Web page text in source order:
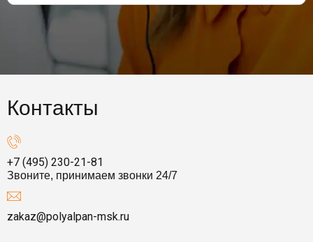
Контакты
+7 (495) 230-21-81
Звоните, принимаем звонки 24/7
zakaz@polyalpan-msk.ru